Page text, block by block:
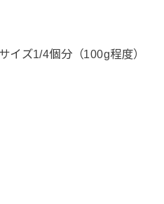
ズ1/4個分（100g程度）